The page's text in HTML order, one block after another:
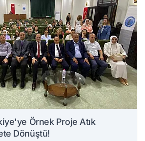
Örnek Proje Atık
Dönüştü!